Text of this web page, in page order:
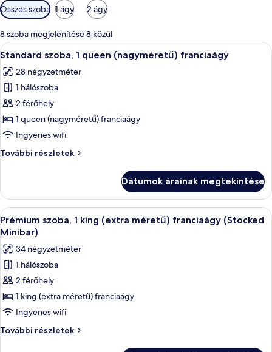
Szobákhoz
rendelkezésre
álló
szűrők
Összes szoba 1 ágy 2 ágy
8 szoba megjelenítése 8 közül
A
következő
szoba
összes
képének
megtekintése:
Standard
1
franciaágy
Egy szállodai szoba, amelyben egy
5
Standard szoba, 1 queen (nagyméretű) franciaágy
28 négyzetméter
1 hálószoba
2 férőhely
1 queen (nagyméretű) franciaágy
Ingyenes wifi
További részletek
Standard
(nagyméretű)
franciaágy
további
részletei
Dátumok árainak megtekintése
A
következő
szoba
összes
képének
megtekintése:
Prémium
szoba,
1
king
Egy szállodai szoba, amelyben egy
6
Prémium szoba, 1 king (extra méretű) franciaágy (Stocked
Minibar)
34 négyzetméter
1 hálószoba
2 férőhely
1 king (extra méretű) franciaágy
Ingyenes wifi
További részletek
Prémium